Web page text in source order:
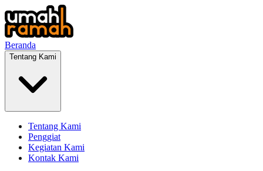
Beranda
Tentang Kami
Tentang Kami
Penggiat
Kegiatan Kami
Kontak Kami